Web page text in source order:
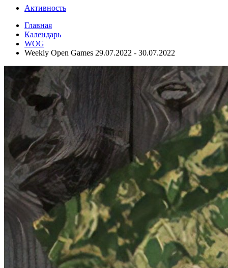
Активность
Главная
Календарь
WOG
Weekly Open Games 29.07.2022 - 30.07.2022